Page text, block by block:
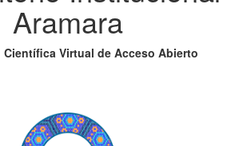
Aramara
Científica Virtual de Acceso Abierto